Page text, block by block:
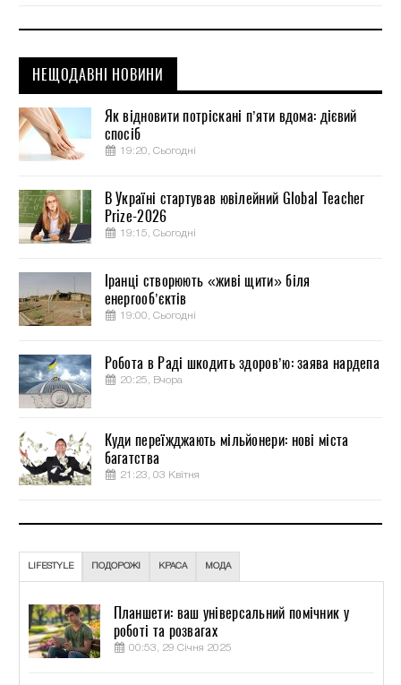
НЕЩОДАВНІ НОВИНИ
Як відновити потріскані п’яти вдома: дієвий
спосіб
19:20, Сьогодні
В Україні стартував ювілейний Global Teacher
Prize-2026
19:15, Сьогодні
Іранці створюють «живі щити» біля
енергооб’єктів
19:00, Сьогодні
Робота в Раді шкодить здоров’ю: заява нардепа
20:25, Вчора
Куди переїжджають мільйонери: нові міста
багатства
21:23, 03 Квітня
LIFESTYLE ПОДОРОЖІ КРАСА МОДА
Планшети: ваш універсальний помічник у
роботі та розвагах
00:53, 29 Січня 2025